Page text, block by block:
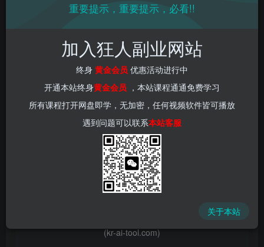
📌 1000➕互联网副业项目教程，更多网赚项目，点击以下
链接进入本站首页：
中赚网 - 分享各大收费VIP网赚项目和创业教程 - 狂人资源
(kr-ai-tool.com)
重要提示，重要提示，必看!!
加入狂人副业网站
终身 黄金会员 优惠活动进行中
开通本站终身黄金会员 ，本站课程通通免费学习
所有课程打开网盘即学，无加密，任何视频软件皆可播放
遇到问题可以联系本站客服
关于本站